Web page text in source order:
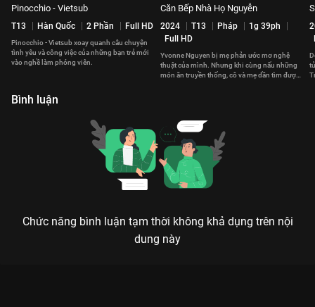
Pinocchio - Vietsub
T13 Hàn Quốc 2 Phần Full HD
Pinocchio - Vietsub xoay quanh câu chuyện
tình yêu và công việc của những bạn trẻ mới
vào nghề làm phóng viên.
Căn Bếp Nhà Họ Nguyễn
2024 T13 Pháp
1g 39ph
Full HD
Yvonne Nguyen bị mẹ phản ước mơ nghệ
thuật của mình. Nhưng khi cùng nấu những
món ăn truyền thống, cô và mẹ dần tìm được
Bình luận
Chức năng bình luận tạm thời không khả dụng trên nội
dung này